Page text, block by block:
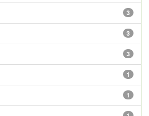
3
3
3
1
1